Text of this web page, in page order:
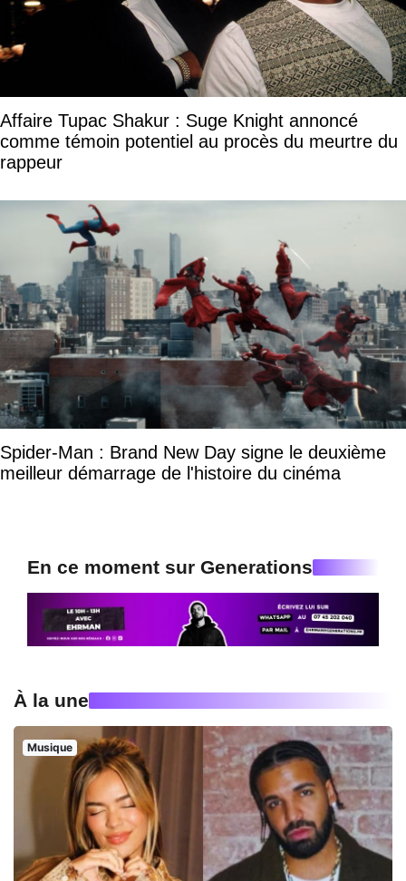
Affaire Tupac Shakur : Suge Knight annoncé
comme témoin potentiel au procès du meurtre du
rappeur
Spider-Man : Brand New Day signe le deuxième
meilleur démarrage de l'histoire du cinéma
En ce moment sur Generations
À la une
Musique